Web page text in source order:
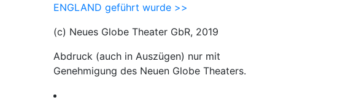
ENGLAND geführt wurde >>
(c) Neues Globe Theater GbR, 2019
Abdruck (auch in Auszügen) nur mit
Genehmigung des Neuen Globe Theaters.